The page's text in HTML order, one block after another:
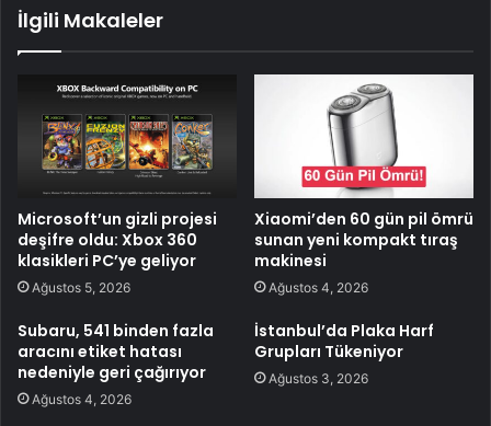
İlgili Makaleler
Microsoft’un gizli projesi
deşifre oldu: Xbox 360
klasikleri PC’ye geliyor
Ağustos 5, 2026
Xiaomi’den 60 gün pil ömrü
sunan yeni kompakt tıraş
makinesi
Ağustos 4, 2026
Subaru, 541 binden fazla
aracını etiket hatası
nedeniyle geri çağırıyor
Ağustos 4, 2026
İstanbul’da Plaka Harf
Grupları Tükeniyor
Ağustos 3, 2026